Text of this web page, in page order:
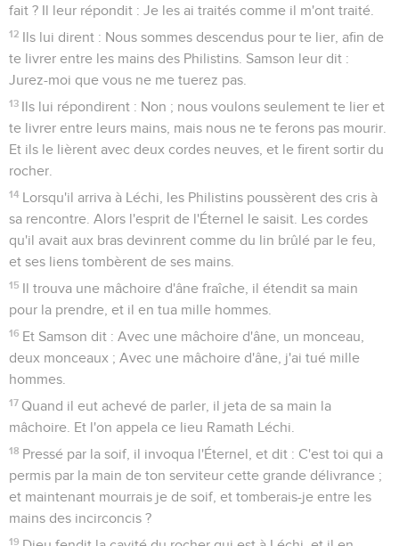
fait ? Il leur répondit : Je les ai traités comme il m'ont traité.
12 Ils lui dirent : Nous sommes descendus pour te lier, afin de
te livrer entre les mains des Philistins. Samson leur dit :
Jurez-moi que vous ne me tuerez pas.
13 Ils lui répondirent : Non ; nous voulons seulement te lier et
te livrer entre leurs mains, mais nous ne te ferons pas mourir.
Et ils le lièrent avec deux cordes neuves, et le firent sortir du
rocher.
14 Lorsqu'il arriva à Léchi, les Philistins poussèrent des cris à
sa rencontre. Alors l'esprit de l'Éternel le saisit. Les cordes
qu'il avait aux bras devinrent comme du lin brûlé par le feu,
et ses liens tombèrent de ses mains.
15 Il trouva une mâchoire d'âne fraîche, il étendit sa main
pour la prendre, et il en tua mille hommes.
16 Et Samson dit : Avec une mâchoire d'âne, un monceau,
deux monceaux ; Avec une mâchoire d'âne, j'ai tué mille
hommes.
17 Quand il eut achevé de parler, il jeta de sa main la
mâchoire. Et l'on appela ce lieu Ramath Léchi.
18 Pressé par la soif, il invoqua l'Éternel, et dit : C'est toi qui a
permis par la main de ton serviteur cette grande délivrance ;
et maintenant mourrais je de soif, et tomberais-je entre les
mains des incirconcis ?
19